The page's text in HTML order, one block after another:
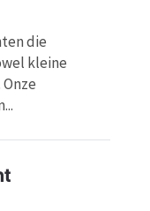
die
kleine